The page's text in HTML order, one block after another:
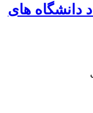
دانشگاه های